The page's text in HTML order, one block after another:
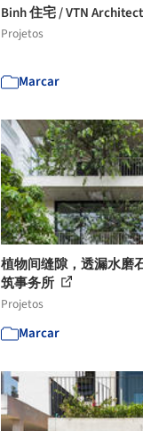
Binh 住宅 / VTN
Projetos
Marcar
植物间缝隙，透漏水磨
筑事务所
Projetos
Marcar